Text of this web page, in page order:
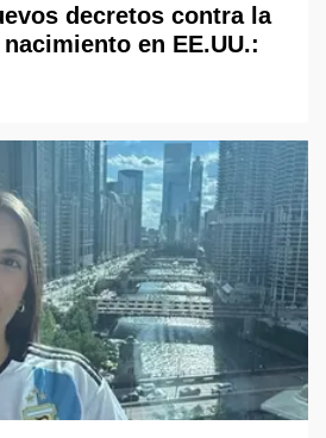
decretos contra la
en EE.UU.: